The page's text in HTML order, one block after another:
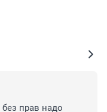
прав надо